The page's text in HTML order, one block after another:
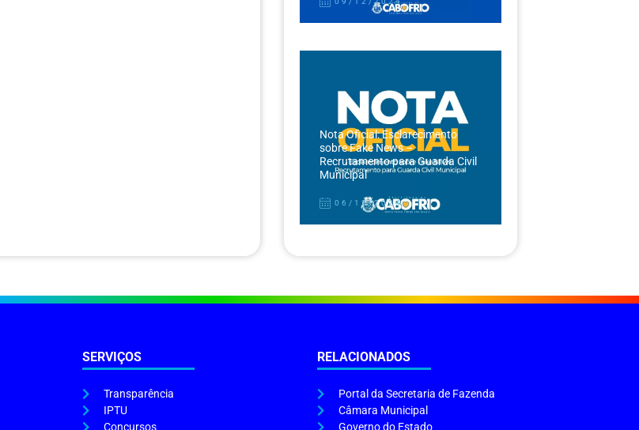
Nota Oficial: Esclarecimento
sobre Fake News –
Recrutamento para Guarda Civil
Municipal
06/12/2024
SERVIÇOS
Transparência
IPTU
Concursos
RELACIONADOS
Portal da Secretaria de Fazenda
Câmara Municipal
Governo do Estado